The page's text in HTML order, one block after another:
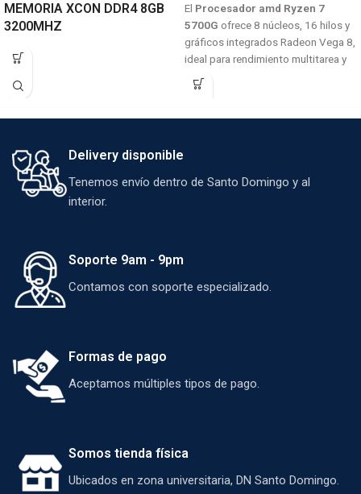
MEMORIA XCON DDR4 8GB
3200MHZ
El Procesador amd Ryzen 7
5700G ofrece 8 núcleos, 16 hilos y
gráficos integrados Radeon Vega 8,
ideal para rendimiento multitarea y
gaming sin GPU dedicada.
Delivery disponible
Tenemos envío dentro de Santo Domingo y al
interior.
Soporte 9am - 9pm
Contamos con soporte especializado.
Formas de pago
Aceptamos múltiples tipos de pago.
Somos tienda física
Ubicados en zona universitaria, DN Santo Domingo.